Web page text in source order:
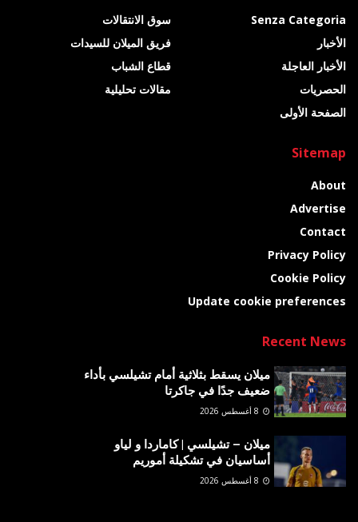
Senza Categoria
الأخبار
الأخبار العاجلة
الحصريات
الصفحة الأولى
سوق الانتقالات
فريق الميلان للسيدات
قطاع الشباب
مقالات تحليلية
Sitemap
About
Advertise
Contact
Privacy Policy
Cookie Policy
Update cookie preferences
Recent News
ميلان يسقط بثلاثية أمام تشيلسي بأداء
ضعيف جدًا في جاكرتا
ميلان – تشيلسي | كاماردا و لياو
أساسيان في تشكيلة أموريم